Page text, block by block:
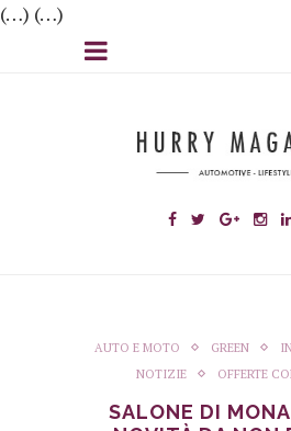
(…) (…)
AUTO E MOTO GREEN
NOTIZIE
OFFERTE
SALONE DI